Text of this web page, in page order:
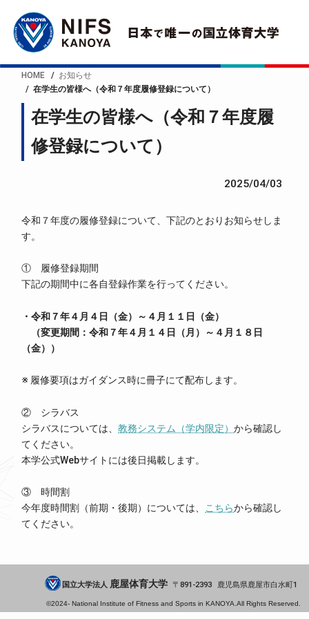
HOME
お知らせ
在学生の皆様へ（令和７年度履修登録について）
在学生の皆様へ（令和７年度履
修登録について）
2025/04/03
令和７年度の履修登録について、下記のとおりお知らせしま
す。
① 履修登録期間
下記の期間中に各自登録作業を行ってください。
・令和７年４月４日（金）～４月１１日（金）
（変更期間：令和７年４月１４日（月）～４月１８日
（金））
※ 履修要項はガイダンス時に冊子にて配布します。
② シラバス
シラバスについては、教務システム（学内限定）から確認し
てください。
本学公式Webサイトには後日掲載します。
③ 時間割
今年度時間割（前期・後期）については、
こちらから確認し
てください。
国立大学法人 鹿屋体育大学 891-2393 鹿児島県鹿屋市白水町1
©2024- National Institute of Fitness and Sports in KANOYA.All Rights Reserved.